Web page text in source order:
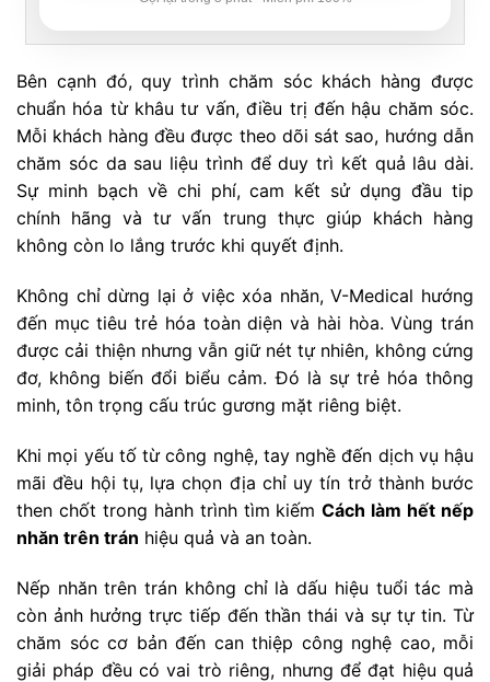
Bên cạnh đó, quy trình chăm sóc khách hàng được
chuẩn hóa từ khâu tư vấn, điều trị đến hậu chăm sóc.
Mỗi khách hàng đều được theo dõi sát sao, hướng dẫn
chăm sóc da sau liệu trình để duy trì kết quả lâu dài.
Sự minh bạch về chi phí, cam kết sử dụng đầu tip
chính hãng và tư vấn trung thực giúp khách hàng
không còn lo lắng trước khi quyết định.
Không chỉ dừng lại ở việc xóa nhăn, V-Medical hướng
đến mục tiêu trẻ hóa toàn diện và hài hòa. Vùng trán
được cải thiện nhưng vẫn giữ nét tự nhiên, không cứng
đơ, không biến đổi biểu cảm. Đó là sự trẻ hóa thông
minh, tôn trọng cấu trúc gương mặt riêng biệt.
Khi mọi yếu tố từ công nghệ, tay nghề đến dịch vụ hậu
mãi đều hội tụ, lựa chọn địa chỉ uy tín trở thành bước
then chốt trong hành trình tìm kiếmCách làm hết nếp
nhăn trên trán hiệu quả và an toàn.
Nếp nhăn trên trán không chỉ là dấu hiệu tuổi tác mà
còn ảnh hưởng trực tiếp đến thần thái và sự tự tin. Từ
chăm sóc cơ bản đến can thiệp công nghệ cao, mỗi
giải pháp đều có vai trò riêng, nhưng để đạt hiệu quả